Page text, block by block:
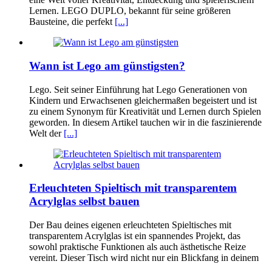
Lernen. LEGO DUPLO, bekannt für seine größeren
Bausteine, die perfekt [...]
Wann ist Lego am günstigsten?
Lego. Seit seiner Einführung hat Lego Generationen von
Kindern und Erwachsenen gleichermaßen begeistert und ist
zu einem Synonym für Kreativität und Lernen durch Spielen
geworden. In diesem Artikel tauchen wir in die faszinierende
Welt der [...]
Erleuchteten Spieltisch mit transparentem
Acrylglas selbst bauen
Der Bau deines eigenen erleuchteten Spieltisches mit
transparentem Acrylglas ist ein spannendes Projekt, das
sowohl praktische Funktionen als auch ästhetische Reize
vereint. Dieser Tisch wird nicht nur ein Blickfang in deinem